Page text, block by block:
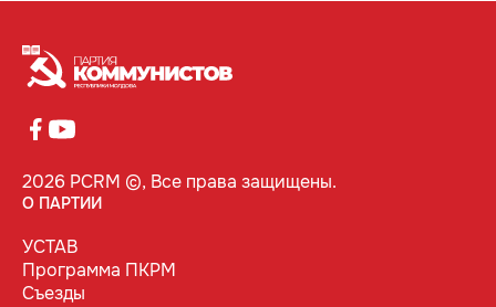
2026 PCRM ©, Все права защищены.
О ПАРТИИ
УСТАВ
Программа ПКРМ
Съезды